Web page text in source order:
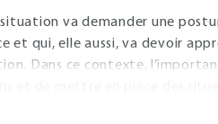
va demander une
et qui, elle aussi, va devoir
Dans ce contexte,